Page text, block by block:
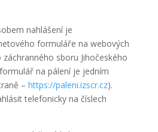
nahlášení je
formuláře na webových
sboru Jihočeského
na pálení je jedním
– https://paleni.izscr.cz).
telefonicky na číslech